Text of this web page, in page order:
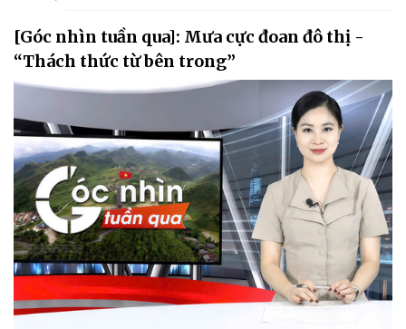
[Góc nhìn tuần qua]: Mưa cực đoan đô thị -
“Thách thức từ bên trong”